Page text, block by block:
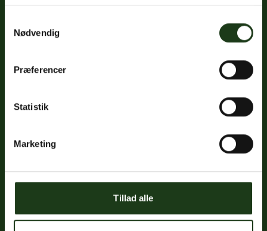
Nødvendig
Præferencer
Statistik
Marketing
Tillad alle
Instagram
Google
Links
Mindeportal